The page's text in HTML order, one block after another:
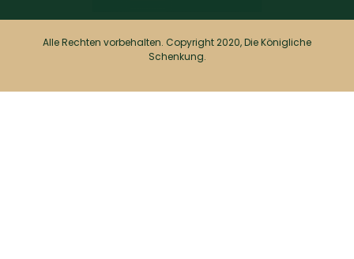
Alle Rechten vorbehalten. Copyright 2020, Die Königliche
Schenkung.